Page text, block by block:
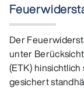
Der
unter
(ETK)
gesichert